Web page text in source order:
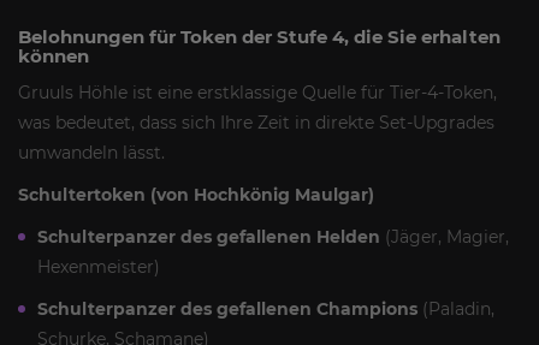
Belohnungen für Token der Stufe 4, die Sie erhalten
können
Gruuls Höhle ist eine erstklassige Quelle für Tier-4-Token,
was bedeutet, dass sich Ihre Zeit in direkte Set-Upgrades
umwandeln lässt.
Schultertoken (von Hochkönig Maulgar)
Schulterpanzer des gefallenen Helden (Jäger, Magier,
Hexenmeister)
Schulterpanzer des gefallenen Champions (Paladin,
Schurke, Schamane)